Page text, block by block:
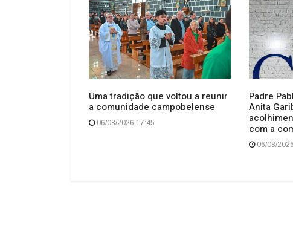
Uma tradição que voltou a reunir
a comunidade campobelense
06/08/2026 17:45
Padre
Anita
com a
06/08/